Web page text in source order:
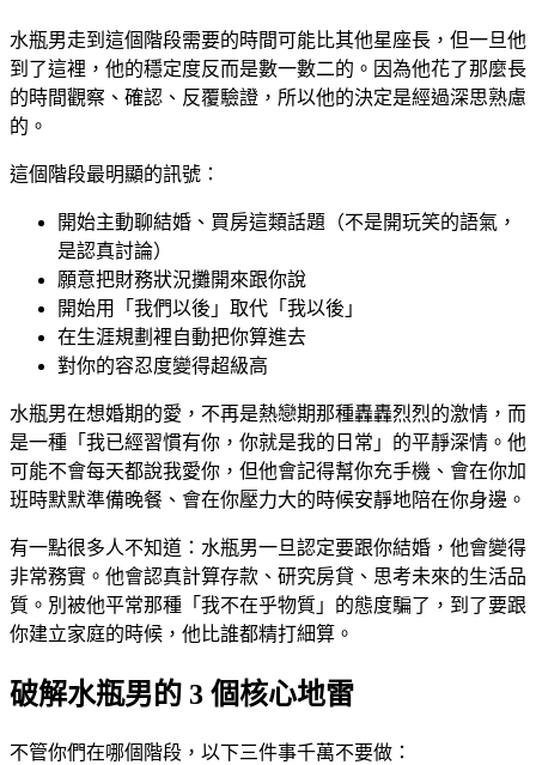
水瓶男走到這個階段需要的時間可能比其他星座長，但一旦他
到了這裡，他的穩定度反而是數一數二的。因為他花了那麼長
的時間觀察、確認、反覆驗證，所以他的決定是經過深思熟慮
的。
這個階段最明顯的訊號：
開始主動聊結婚、買房這類話題（不是開玩笑的語氣，
是認真討論）
願意把財務狀況攤開來跟你說
開始用「我們以後」取代「我以後」
在生涯規劃裡自動把你算進去
對你的容忍度變得超級高
水瓶男在想婚期的愛，不再是熱戀期那種轟轟烈烈的激情，而
是一種「我已經習慣有你，你就是我的日常」的平靜深情。他
可能不會每天都說我愛你，但他會記得幫你充手機、會在你加
班時默默準備晚餐、會在你壓力大的時候安靜地陪在你身邊。
有一點很多人不知道：水瓶男一旦認定要跟你結婚，他會變得
非常務實。他會認真計算存款、研究房貸、思考未來的生活品
質。別被他平常那種「我不在乎物質」的態度騙了，到了要跟
你建立家庭的時候，他比誰都精打細算。
破解水瓶男的 3 個核心地雷
不管你們在哪個階段，以下三件事千萬不要做：